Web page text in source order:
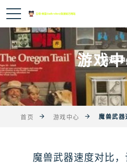
游戏
首页 游戏中心 魔兽武器
魔兽武器速度对比